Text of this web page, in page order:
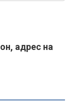
адрес на